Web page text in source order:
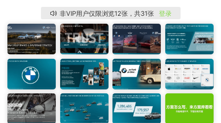
非VIP用户仅限浏览12张，共31张 登录